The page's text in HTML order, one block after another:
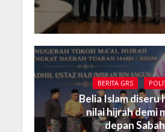
BERITA GRS
Belia Islam diseru
nilai hijrah demi
depan Sabah